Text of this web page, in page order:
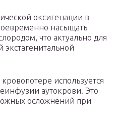
оксигенации в
насыщать
что актуально для
используется
аутокрови. Это
осложнений при